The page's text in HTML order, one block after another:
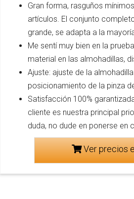
Gran forma, rasguños
artículos. El conjunto
grande, se adapta a la
Me sentí muy bien en la
material en las almohadillas,
Ajuste: ajuste de la
posicionamiento de la pinza
Satisfacción 100%
cliente es nuestra principal
duda, no dude en ponerse
Ver precios